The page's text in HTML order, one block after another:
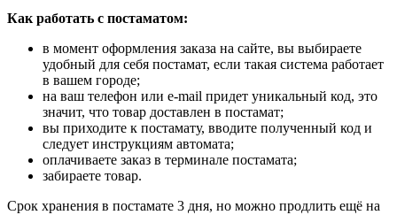
Как работать с постаматом:
в момент оформления заказа на сайте, вы выбираете
удобный для себя постамат, если такая система работает
в вашем городе;
на ваш телефон или e-mail придет уникальный код, это
значит, что товар доставлен в постамат;
вы приходите к постамату, вводите полученный код и
следует инструкциям автомата;
оплачиваете заказ в терминале постамата;
забираете товар.
Срок хранения в постамате 3 дня, но можно продлить ещё на